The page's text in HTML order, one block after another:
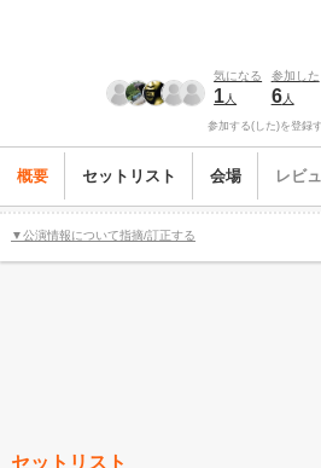
気になる
1人
参加した
6人
参加する(した)を登録
概要 セットリスト 会場 レビ
▼公演情報について指摘/訂正する
セットリスト